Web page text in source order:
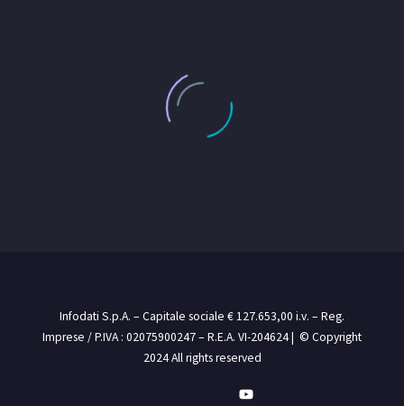
Infodati S.p.A. – Capitale sociale € 127.653,00 i.v. – Reg.
Imprese / P.IVA : 02075900247 – R.E.A. VI-204624 | © Copyright
2024 All rights reserved